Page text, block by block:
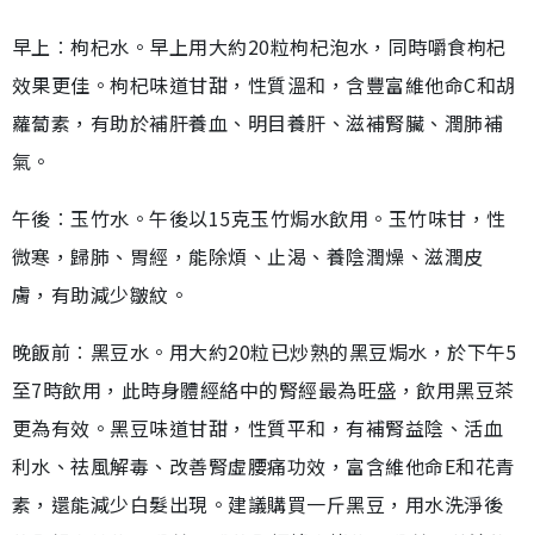
早上︰枸杞水。早上用大約20粒枸杞泡水，同時嚼食枸杞
效果更佳。枸杞味道甘甜，性質溫和，含豐富維他命C和胡
蘿蔔素，有助於補肝養血、明目養肝、滋補腎臟、潤肺補
氣。
午後︰玉竹水。午後以15克玉竹焗水飲用。玉竹味甘，性
微寒，歸肺、胃經，能除煩、止渴、養陰潤燥、滋潤皮
膚，有助減少皺紋。
晚飯前︰黑豆水。用大約20粒已炒熟的黑豆焗水，於下午5
至7時飲用，此時身體經絡中的腎經最為旺盛，飲用黑豆茶
更為有效。黑豆味道甘甜，性質平和，有補腎益陰、活血
利水、祛風解毒、改善腎虛腰痛功效，富含維他命E和花青
素，還能減少白髮出現。建議購買一斤黑豆，用水洗淨後